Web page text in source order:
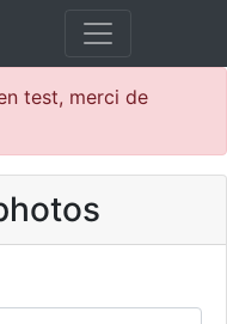
test, merci de